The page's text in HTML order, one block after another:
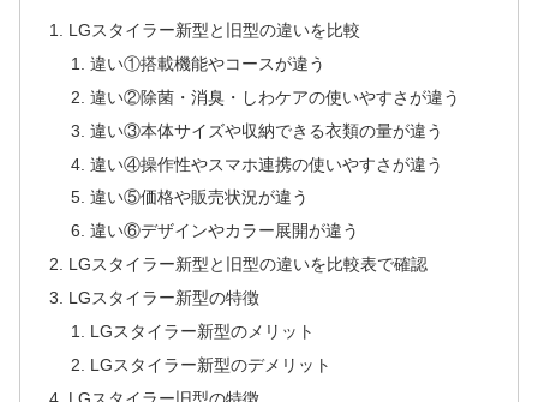
LGスタイラー新型と旧型の違いを比較
違い①搭載機能やコースが違う
違い②除菌・消臭・しわケアの使いやすさが違う
違い③本体サイズや収納できる衣類の量が違う
違い④操作性やスマホ連携の使いやすさが違う
違い⑤価格や販売状況が違う
違い⑥デザインやカラー展開が違う
LGスタイラー新型と旧型の違いを比較表で確認
LGスタイラー新型の特徴
LGスタイラー新型のメリット
LGスタイラー新型のデメリット
LGスタイラー旧型の特徴